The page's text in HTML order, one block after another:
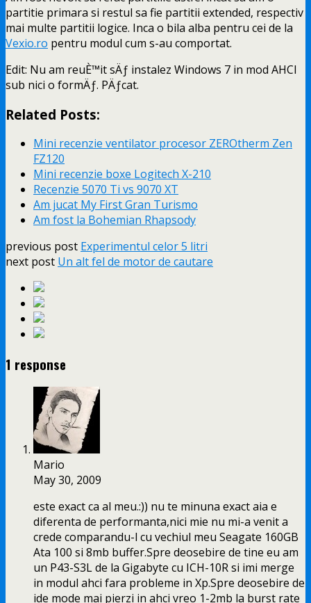
partitie primara si restul sa fie partitii extended, respectiv
mai multe partitii logice. Inca o bila alba pentru cei de la
Vexio.ro pentru modul cum s-au comportat.
Edit: Nu am reuÈ™it sÄƒ instalez Windows 7 in mod AHCI
sub nici o formÄƒ. PÄƒcat.
Related Posts:
Mini recenzie ventilator procesor ZEROtherm Zen
FZ120
Mini recenzie boxe Logitech X-210
Recenzie 5070 Ti vs 9070 XT
Am jucat My First Gran Turismo
Am fost la Bohemian Rhapsody
previous post Experimentul celor 5 litri
next post Un alt fel de motor de cautare
1 response
Mario
May 30, 2009
este exact ca al meu.:)) nu te minuna exact aia e
diferenta de performanta,nici mie nu mi-a venit a
crede comparandu-l cu vechiul meu Seagate 160GB
Ata 100 si 8mb buffer.Spre deosebire de tine eu am
un P43-S3L de la Gigabyte cu ICH-10R si imi merge
in modul ahci fara probleme in Xp.Spre deosebire de
ide mode mai pierzi in ahci vreo 1-2mb la burst rate